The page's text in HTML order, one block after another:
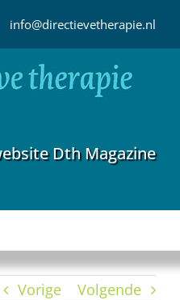
info@directievetherapie.nl
Dth Magazine
Vorige Volgende